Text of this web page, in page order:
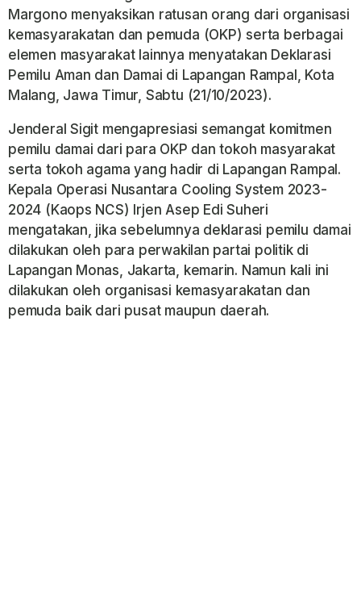
Margono menyaksikan ratusan orang dari organisasi
kemasyarakatan dan pemuda (OKP) serta berbagai
elemen masyarakat lainnya menyatakan Deklarasi
Pemilu Aman dan Damai di Lapangan Rampal, Kota
Malang, Jawa Timur, Sabtu (21/10/2023).
Jenderal Sigit mengapresiasi semangat komitmen
pemilu damai dari para OKP dan tokoh masyarakat
serta tokoh agama yang hadir di Lapangan Rampal.
Kepala Operasi Nusantara Cooling System 2023-
2024 (Kaops NCS) Irjen Asep Edi Suheri
mengatakan, jika sebelumnya deklarasi pemilu damai
dilakukan oleh para perwakilan partai politik di
Lapangan Monas, Jakarta, kemarin. Namun kali ini
dilakukan oleh organisasi kemasyarakatan dan
pemuda baik dari pusat maupun daerah.